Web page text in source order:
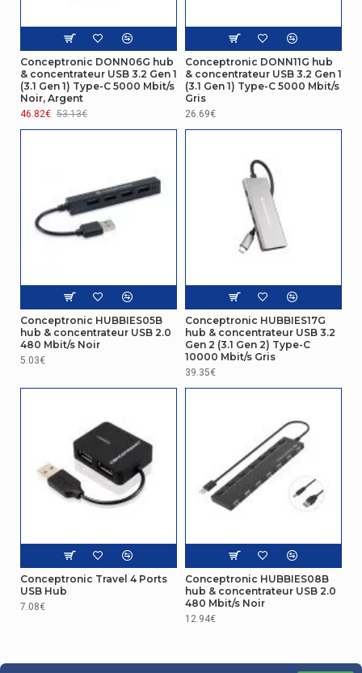
Emballage
Largeur de
l'emballage
75 mm
l'emballage
20 mm
Poids du
Design
Matériau du
boîtier/corps
Aluminium
Oui
Connectivité
Quantité de
(3,1 Gen 2)
Capacité de
puissance
USB (révision
Conceptronic DONN06G hub
& concentrateur USB 3.2 Gen 1
(3.1 Gen 1) Type-C 5000 Mbit/s
Noir, Argent
46.82€ 53.13€
Conceptronic DONN11G hub
& concentrateur USB 3.2 Gen 1
(3.1 Gen 1) Type-C 5000 Mbit/s
Gris
26.69€
Conceptronic HUBBIES05B
hub & concentrateur USB 2.0
480 Mbit/s Noir
5.03€
Conceptronic HUBBIES17G
hub & concentrateur USB 3.2
Gen 2 (3.1 Gen 2) Type-C
10000 Mbit/s Gris
39.35€
Conceptronic Travel 4 Ports
USB Hub
7.08€
Conceptronic HUBBIES08B
hub & concentrateur USB 2.0
480 Mbit/s Noir
12.94€